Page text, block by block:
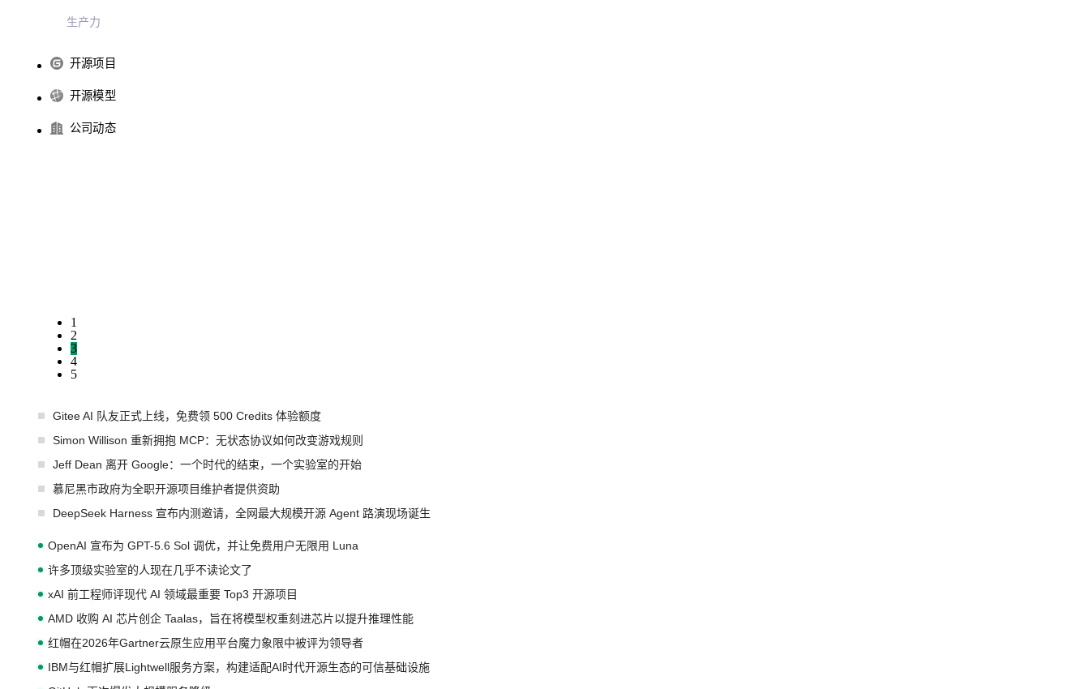
生产力
开源项目
开源模型
公司动态
1
2
3
4
5
Gitee AI 队友正式上线，免费领 500 Credits 体验额度
Simon Willison 重新拥抱 MCP：无状态协议如何改变游戏规则
Jeff Dean 离开 Google：一个时代的结束，一个实验室的开始
慕尼黑市政府为全职开源项目维护者提供资助
DeepSeek Harness 宣布内测邀请，全网最大规模开源 Agent 路演现场诞生
OpenAI 宣布为 GPT-5.6 Sol 调优，并让免费用户无限用 Luna
许多顶级实验室的人现在几乎不读论文了
xAI 前工程师评现代 AI 领域最重要 Top3 开源项目
AMD 收购 AI 芯片创企 Taalas，旨在将模型权重刻进芯片以提升推理性能
红帽在2026年Gartner云原生应用平台魔力象限中被评为领导者
IBM与红帽扩展Lightwell服务方案，构建适配AI时代开源生态的可信基础设施